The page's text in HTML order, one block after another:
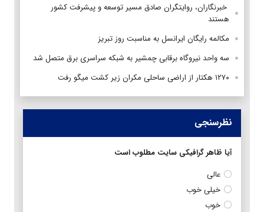
‌ خبرنگاران، روایتگران صادق مسیر توسعه و پیشرفت کشور
هستند
مکالمه رایگان ایرانسل به مناسبت روز تبریز
سه واحد نیروگاه برقابی چمشیر به شبکه سراسری برق متصل شد
۱۲۷۰ هکتار از اراضی ساحلی مکران زیر کشت میگو رفت
نظرسنجی
آیا ظاهر گرافیکی سایت مطلوب است
عالی
خیلی خوب
خوب